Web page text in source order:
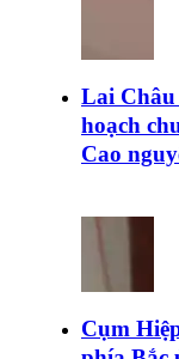
Lai
hoạch
Cao
Cụm